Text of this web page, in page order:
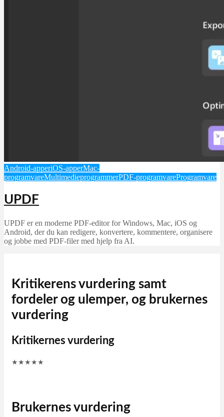
Android-apperiOS-apperMac-
programvareMultimedieprogrammerPDF-programvareProgramvare
UPDF
UPDF er en moderne PDF-editor for Windows, Mac, iOS og
Android, der du kan redigere, konvertere, kommentere, organisere
og jobbe med PDF-filer med hjelp fra AI.
Kritikerens vurdering samt
fordeler og ulemper, og brukernes
vurdering
Kritikernes vurdering
★ ★ ★ ★ ★
Brukernes vurdering